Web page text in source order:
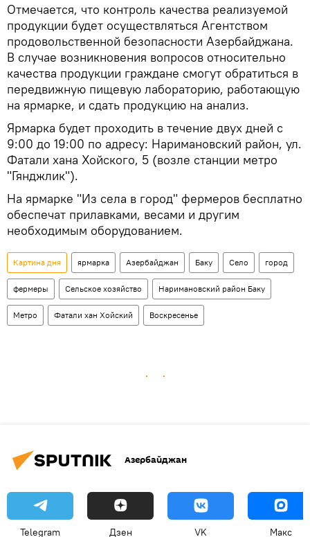
Отмечается, что контроль качества реализуемой
продукции будет осуществляться Агентством
продовольственной безопасности Азербайджана.
В случае возникновения вопросов относительно
качества продукции граждане смогут обратиться в
передвижную пищевую лабораторию, работающую
на ярмарке, и сдать продукцию на анализ.
Ярмарка будет проходить в течение двух дней с
9:00 до 19:00 по адресу: Наримановский район, ул.
Фатали хана Хойского, 5 (возле станции метро
"Гянджлик").
На ярмарке "Из села в город" фермеров бесплатно
обеспечат прилавками, весами и другим
необходимым оборудованием.
Картина дня ярмарка Азербайджан Баку Село город
фермеры Сельское хозяйство Наримановский район Баку
Метро Фатали хан Хойский Воскресенье
Азербайджан
Telegram Дзен VK Макс